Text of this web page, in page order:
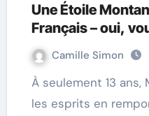
Une Étoile
Français – oui,
Camille Simon
À seulement 13 ans, Mario Vukovic a marqué
les esprits en